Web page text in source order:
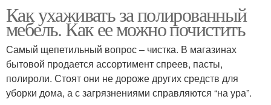
Как ухаживать за полированный
мебель. Как ее можно почистить
Самый щепетильный вопрос – чистка. В магазинах
бытовой продается ассортимент спреев, пасты,
полироли. Стоят они не дороже других средств для
уборки дома, а с загрязнениями справляются “на ура”.